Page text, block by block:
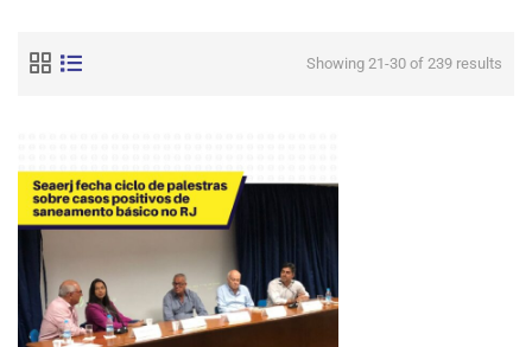
Showing 21-30 of 239 results